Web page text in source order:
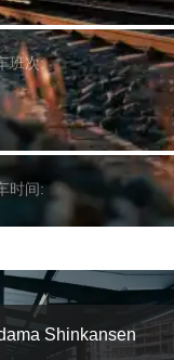
班次:
时间:
Shinkansen